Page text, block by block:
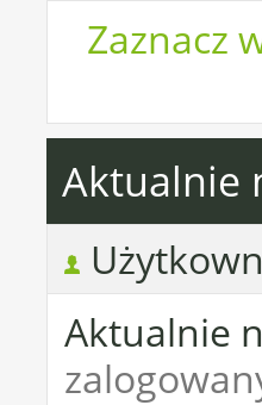
Zaznacz
Aktualnie
Aktualnie